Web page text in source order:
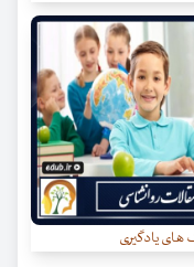
یادگیری